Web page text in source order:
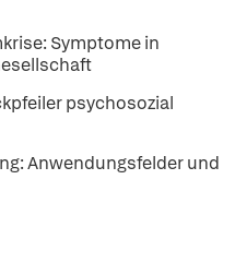
Symptome in
psychosozial
Anwendungsfelder und